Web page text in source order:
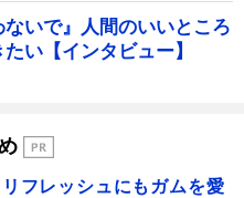
いで』人間のいいところ
い【インタビュー】
フレッシュにもガムを愛